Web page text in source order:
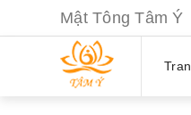
Mật Tông Tâm